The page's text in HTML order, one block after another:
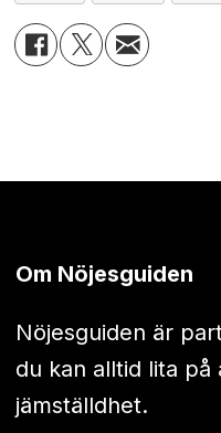
Om Nöjesguiden
Nöjesguiden är
du kan alltid lita
jämställdhet.